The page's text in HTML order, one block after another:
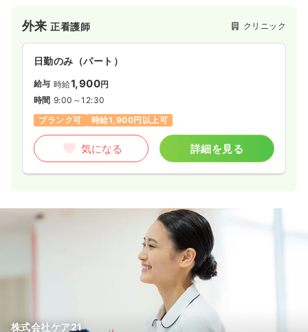
外来正看護師 クリニック
日勤のみ（パート）
給与 時給1,900円
時間 9:00～12:30
ブランク可
時給1,900円以上可
気になる 詳細を見る
株式会社ケア21